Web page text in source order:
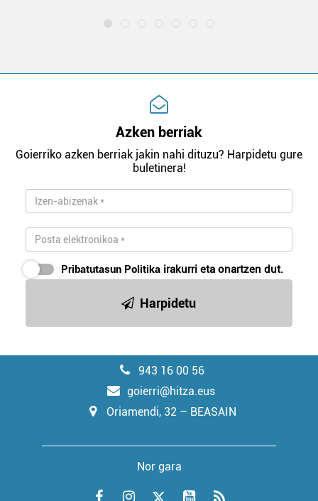
Azken berriak
Goierriko azken berriak jakin nahi dituzu? Harpidetu gure
buletinera!
Pribatutasun Politika irakurri eta onartzen dut.
Harpidetu
943 16 00 56
goierri@hitza.eus
Oriamendi, 32 – BEASAIN
Nor gara